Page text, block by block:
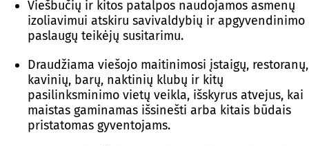
Viešbučių ir kitos patalpos naudojamos asmenų
izoliavimui atskiru savivaldybių ir apgyvendinimo
paslaugų teikėjų susitarimu.
Draudžiama viešojo maitinimosi įstaigų, restoranų,
kavinių, barų, naktinių klubų ir kitų
pasilinksminimo vietų veikla, išskyrus atvejus, kai
maistas gaminamas išsinešti arba kitais būdais
pristatomas gyventojams.